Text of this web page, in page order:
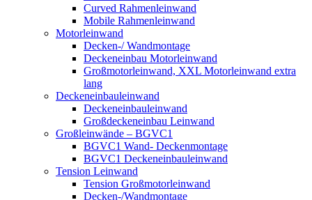
Curved Rahmenleinwand
Mobile Rahmenleinwand
Motorleinwand
Decken-/ Wandmontage
Deckeneinbau Motorleinwand
Großmotorleinwand, XXL Motorleinwand extra
lang
Deckeneinbauleinwand
Deckeneinbauleinwand
Großdeckeneinbau Leinwand
Großleinwände – BGVC1
BGVC1 Wand- Deckenmontage
BGVC1 Deckeneinbauleinwand
Tension Leinwand
Tension Großmotorleinwand
Decken-/Wandmontage